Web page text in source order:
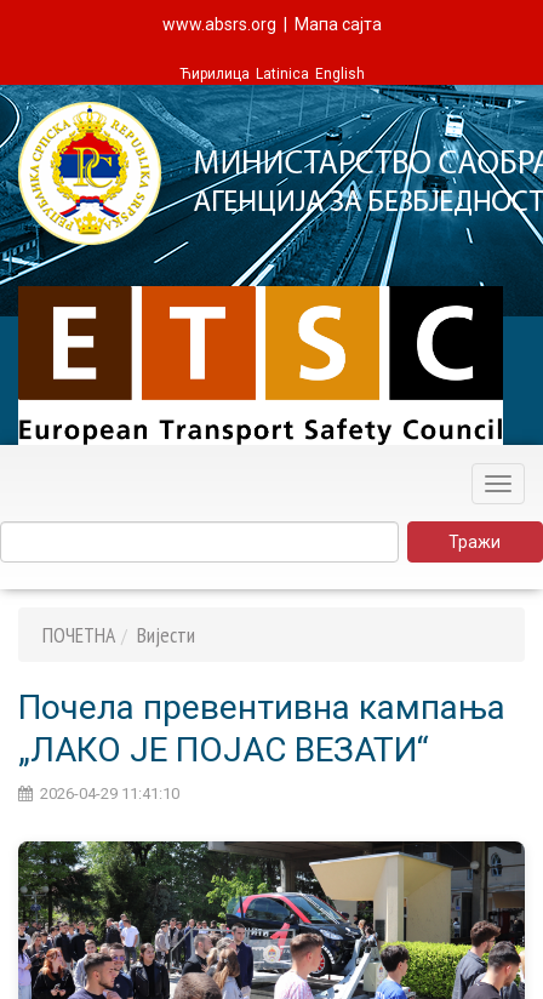
www.absrs.org Мапа сајта
Ћирилица Latinica English
ПОЧЕТНА Вијести
Почела превентивна кампања
„ЛАКО ЈЕ ПОЈАС ВЕЗАТИ“
2026-04-29 11:41:10